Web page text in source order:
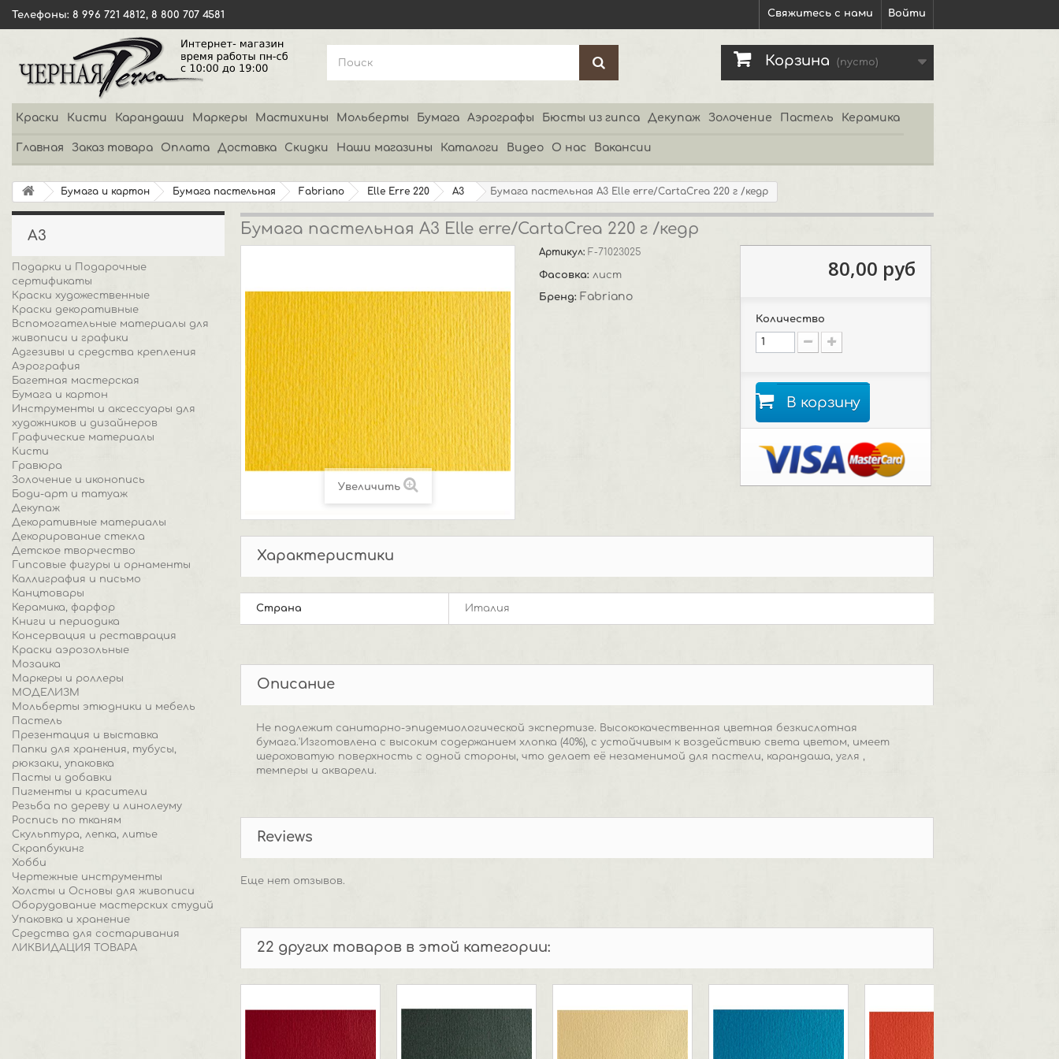
Войти
Свяжитесь с нами
Телефоны: 8 996 721 4812, 8 800 707 4581
Корзина (пусто)
Краски Кисти Карандаши Маркеры Мастихины Мольберты Бумага Аэрографы Бюсты из гипса Декупаж Золочение Пастель Керамика
Главная Заказ товара Оплата Доставка Скидки Наши магазины Каталоги Видео О нас Вакансии
Бумага и картон Бумага пастельная Fabriano Elle Erre 220 А3 Бумага пастельная А3 Elle erre/CartaCrea 220 г /кедр
А3
Подарки и Подарочные
сертификаты
Краски художественные
Краски декоративные
Вспомогательные материалы для
живописи и графики
Адгезивы и средства крепления
Аэрография
Багетная мастерская
Бумага и картон
Инструменты и аксессуары для
художников и дизайнеров
Графические материалы
Кисти
Гравюра
Золочение и иконопись
Боди-арт и татуаж
Декупаж
Декоративные материалы
Декорирование стекла
Детское творчество
Гипсовые фигуры и орнаменты
Каллиграфия и письмо
Канцтовары
Керамика, фарфор
Книги и периодика
Консервация и реставрация
Краски аэрозольные
Мозаика
Маркеры и роллеры
МОДЕЛИЗМ
Мольберты этюдники и мебель
Пастель
Презентация и выставка
Папки для хранения, тубусы,
рюкзаки, упаковка
Пасты и добавки
Пигменты и красители
Резьба по дереву и линолеуму
Роспись по тканям
Скульптура, лепка, литье
Скрапбукинг
Хобби
Чертежные инструменты
Холсты и Основы для живописи
Оборудование мастерских студий
Упаковка и хранение
Средства для состаривания
ЛИКВИДАЦИЯ ТОВАРА
Бумага пастельная А3 Elle erre/CartaCrea 220 г /кедр
Увеличить
Артикул: F-71023025
Фасовка:лист
Бренд: Fabriano
80,00 руб
Количество
В корзину
Характеристики
Страна Италия
Описание
Не подлежит санитарно-эпидемиологической экспертизе. Высококачественная цветная безкислотная
бумага.'Изготовлена с высоким содержанием хлопка (40%), с устойчивым к воздействию света цветом, имеет
шероховатую поверхность с одной стороны, что делает её незаменимой для пастели, карандаша, угля ,
темперы и акварели.
Reviews
Еще нет отзывов.
22 других товаров в этой категории: